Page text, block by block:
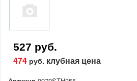
527 руб.
474 руб. клубная цена